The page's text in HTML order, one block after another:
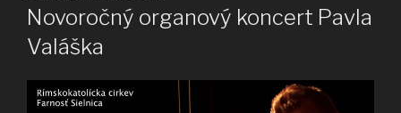
Novoročný organový koncert Pavla
Valáška